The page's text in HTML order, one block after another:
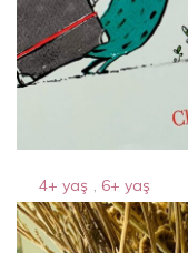
4+ yaş , 6+ yaş